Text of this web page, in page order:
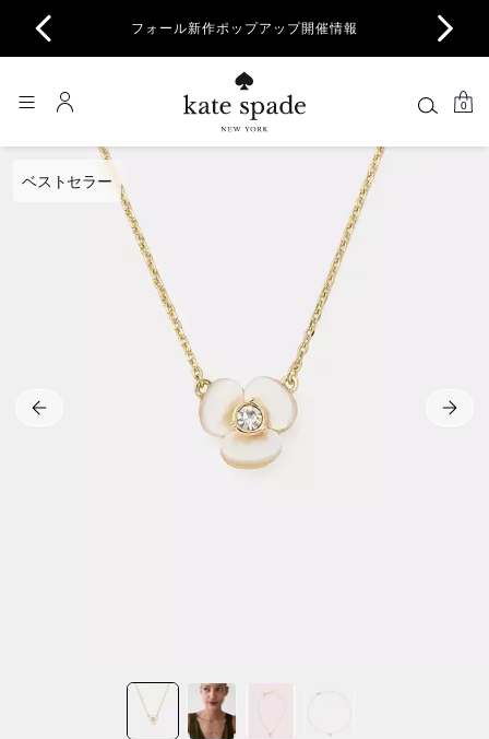
フォール新作ポップアップ開催情報
0
ベストセラー